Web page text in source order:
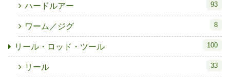
ハードルアー 93
ワーム／ジグ 8
リール・ロッド・ツール 100
リール 33